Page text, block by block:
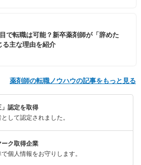
で転職は可能？新卒薬剤師が「辞めた
る主な理由を紹介
薬剤師の転職ノウハウの記事をもっと見る
」認定を取得
して認定されました。
ク取得企業
個人情報をお守りします。